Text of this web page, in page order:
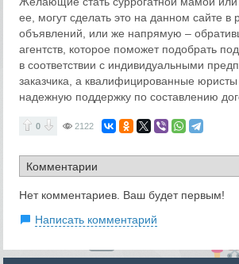
ее, могут сделать это на данном сайте в
объявлений, или же напрямую –
агентств, которое поможет подобрать
в соответствии с индивидуальными
заказчика, а квалифицированные юристы
надежную поддержку по составлению
0 2122
Нет комментариев. Ваш будет первым!
Написать комментарий